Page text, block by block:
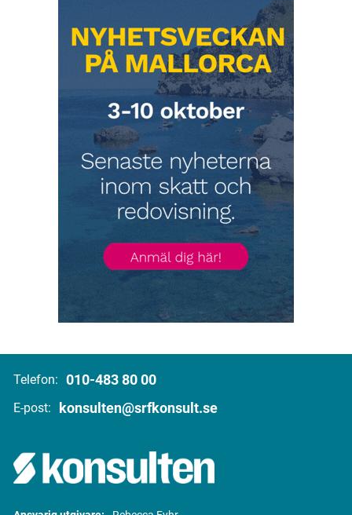
Telefon: 010-483 80 00
E-post: konsulten@srfkonsult.se